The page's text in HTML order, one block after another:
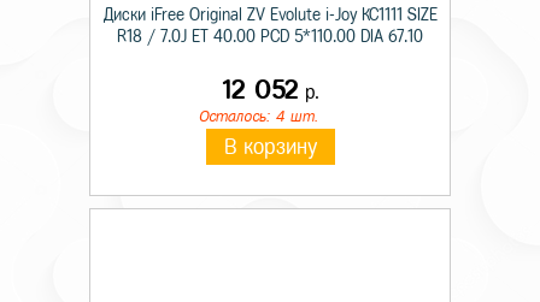
Диски iFree Original ZV Evolute i-Joy КС1111 SIZE
R18 / 7.0J ET 40.00 PCD 5*110.00 DIA 67.10
12 052 р.
Осталось: 4 шт.
В корзину